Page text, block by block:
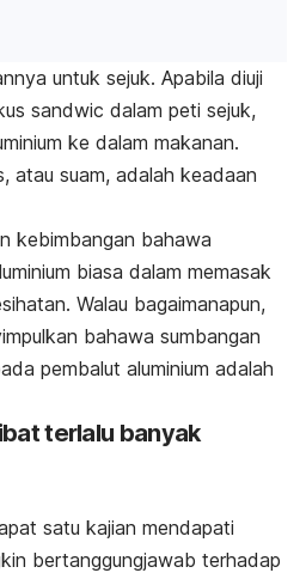
untuk sejuk. Apabila diuji
sandwic dalam peti sejuk,
ke dalam makanan.
atau suam, adalah keadaan
kebimbangan bahawa
biasa dalam memasak
Walau bagaimanapun,
bahawa sumbangan
pembalut aluminium adalah
terlalu banyak
satu kajian mendapati
bertanggungjawab terhadap